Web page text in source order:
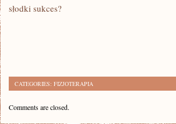
słodki sukces?
CATEGORIES: FIZJOTERAPIA
Comments are closed.